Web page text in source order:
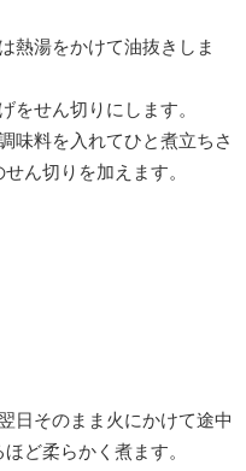
熱湯をかけて油抜きしま
せん切りにします。
味料を入れてひと煮立ちさ
ん切りを加えます。
日そのまま火にかけて途中
ど柔らかく煮ます。